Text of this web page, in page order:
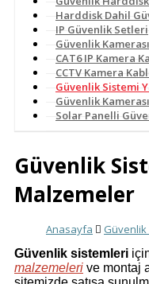
Harddisk Dahil
IP Güvenlik Setleri
Güvenlik
CAT6 IP Kamera
CCTV Kamera
Güvenlik Sistemi
Güvenlik
Solar Panelli
Güvenlik
Malzemeler
Anasayfa Güvenlik
Güvenlik sistemleri
malzemeleri ve montaj